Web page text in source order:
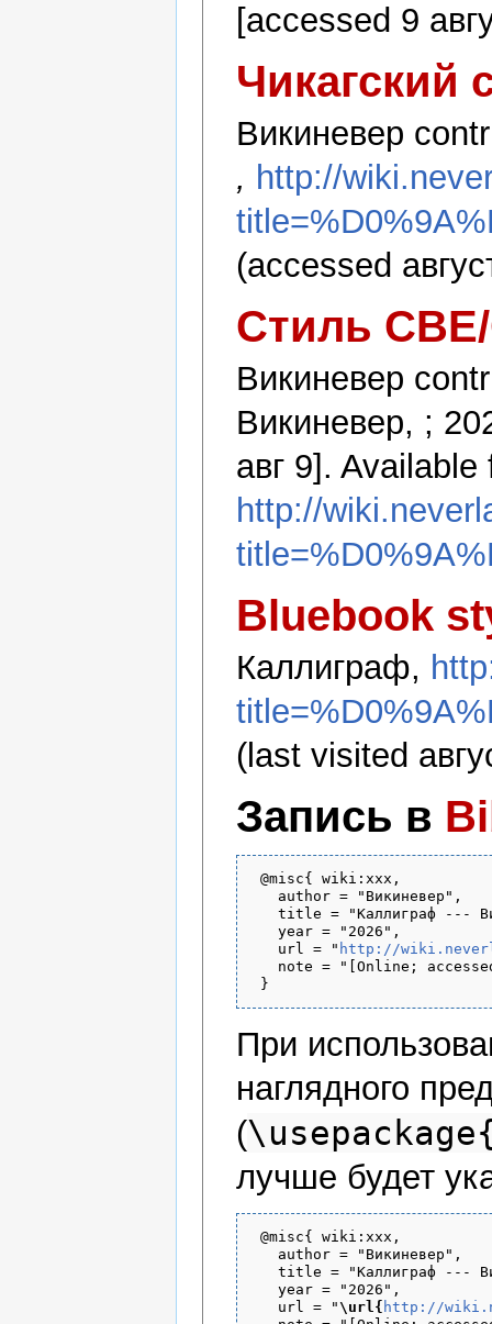
[accessed 9
Чикагский
Викиневер
, http://
(accessed
Стиль
Викиневер
Викиневер, ;
авг 9]. Available
http://
Bluebook
Каллиграф,
(last visited
Запись в
@misc{ wiki:xxx,
   author = "Викиневер",
title = "Каллиграф ---
   year = "2026",
   url = "
http://
note = "[Online;
При
наглядного
(
лучше будет
@misc{ wiki:xxx,
   author = "Викиневер",
title = "Каллиграф ---
   year = "2026",
   url = "
\url{ http://